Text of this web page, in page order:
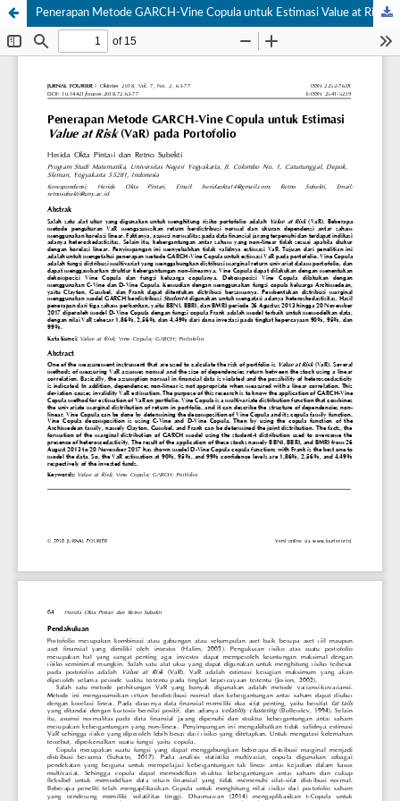
Penerapan Metode GARCH-Vine Copula untuk Estimasi Value at Risk (VaR) pada Portofolio